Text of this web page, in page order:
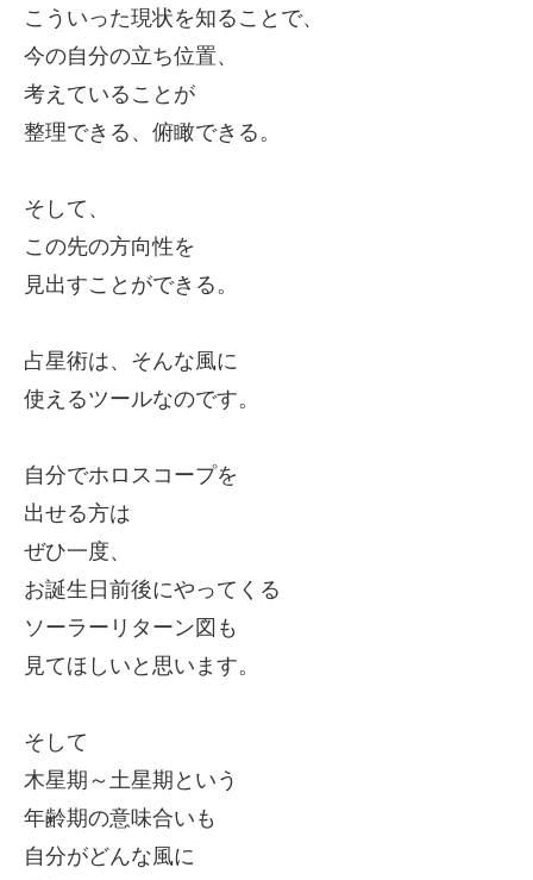
こういった現状を知ることで、
今の自分の立ち位置、
考えていることが
整理できる、俯瞰できる。
そして、
この先の方向性を
見出すことができる。
占星術は、 そんな風に
使えるツールなのです。
自分でホロスコープを
出せる方は
ぜひ一度、
お誕生日前後にやってくる
ソーラーリターン図も
見てほしいと思います。
そして
木星期～土星期という
年齢期の意味合いも
自分がどんな風に